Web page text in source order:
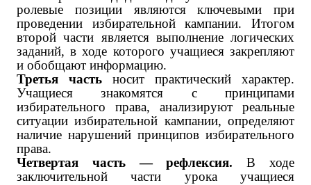
ролевые позиции являются ключевыми при
проведении избирательной кампании. Итогом
второй части является выполнение логических
заданий, в ходе которого учащиеся закрепляют
и обобщают информацию.
Третья часть носит практический характер.
Учащиеся знакомятся с принципами
избирательного права, анализируют реальные
ситуации избирательной кампании, определяют
наличие нарушений принципов избирательного
права.
Четвертая часть — рефлексия. В ходе
заключительной части урока учащиеся